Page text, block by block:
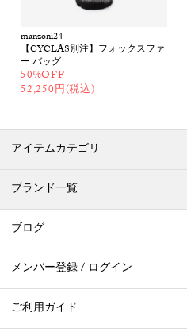
manzoni24
【CYCLAS別注】フォックスファ
ー バッグ
50%OFF
52,250円(税込)
アイテムカテゴリ
ブランド一覧
ブログ
メンバー登録 / ログイン
ご利用ガイド